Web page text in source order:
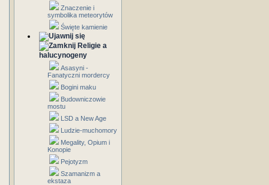
Znaczenie i
symbolika meteorytów
Święte kamienie
Religie a
halucynogeny
Asasyni -
Fanatyczni mordercy
Bogini maku
Budowniczowie
mostu
LSD a New Age
Ludzie-muchomory
Megality, Opium i
Konopie
Pejotyzm
Szamanizm a
ekstaza